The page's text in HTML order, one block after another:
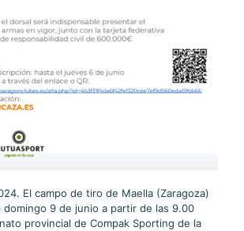
El campo de tiro de Maella (Zaragoza)
domingo 9 de junio a partir de las 9.00
provincial de Compak Sporting de la